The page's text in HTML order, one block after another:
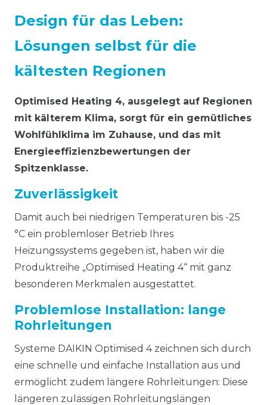
Design für das Leben:
Lösungen selbst für die
kältesten Regionen
Optimised Heating 4, ausgelegt auf Regionen
mit kälterem Klima, sorgt für ein gemütliches
Wohlfühlklima im Zuhause, und das mit
Energieeffizienzbewertungen der
Spitzenklasse.
Zuverlässigkeit
Damit auch bei niedrigen Temperaturen bis -25
°C ein problemloser Betrieb Ihres
Heizungssystems gegeben ist, haben wir die
Produktreihe „Optimised Heating 4“ mit ganz
besonderen Merkmalen ausgestattet.
Problemlose Installation: lange
Rohrleitungen
Systeme DAIKIN Optimised 4 zeichnen sich durch
eine schnelle und einfache Installation aus und
ermöglicht zudem längere Rohrleitungen: Diese
längeren zulässigen Rohrleitungslängen